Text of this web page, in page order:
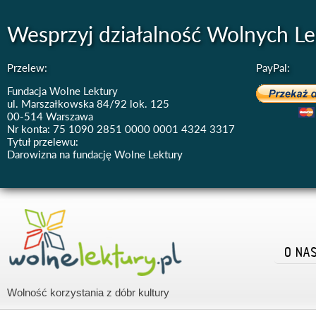
Wesprzyj działalność Wolnych
Przelew:
Fundacja Wolne Lektury
ul. Marszałkowska 84/92 lok. 125
00-514 Warszawa
Nr konta: 75 1090 2851 0000 0001 4324 3317
Tytuł przelewu:
Darowizna na fundację Wolne Lektury
PayPal:
Wolność korzystania z dóbr kultury
O